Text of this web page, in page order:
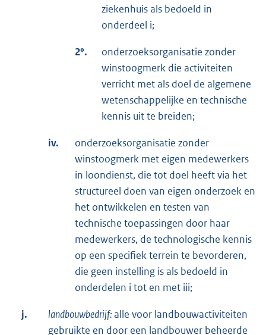
ziekenhuis als bedoeld in
onderdeel i;
2°.
onderzoeksorganisatie zonder
winstoogmerk die activiteiten
verricht met als doel de algemene
wetenschappelijke en technische
kennis uit te breiden;
iv.
onderzoeksorganisatie zonder
winstoogmerk met eigen medewerkers
in loondienst, die tot doel heeft via het
structureel doen van eigen onderzoek en
het ontwikkelen en testen van
technische toepassingen door haar
medewerkers, de technologische kennis
op een specifiek terrein te bevorderen,
die geen instelling is als bedoeld in
onderdelen i tot en met iii;
j. landbouwbedrijf:alle voor landbouwactiviteiten
gebruikte en door een landbouwer beheerde